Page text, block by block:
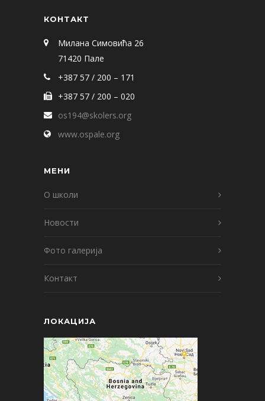
КОНТАКТ
Милана Симовића 26
71420 Пале
+387 57 / 200 – 171
+387 57 / 200 – 020
os194@skolers.org
www.ospale.org
МЕНИ
О школи
Новости
Фото галерија
Контакт
ЛОКАЦИЈА